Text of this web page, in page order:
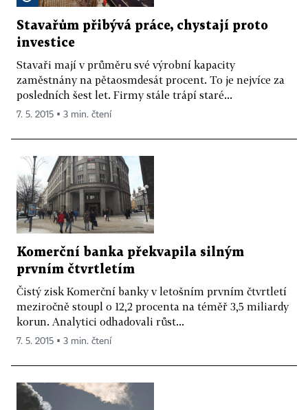
Stavařům přibývá práce, chystají proto
investice
Stavaři mají v průměru své výrobní kapacity
zaměstnány na pětaosmdesát procent. To je nejvíce za
posledních šest let. Firmy stále trápí staré...
7. 5. 2015 ▪ 3 min. čtení
Komerční banka překvapila silným
prvním čtvrtletím
Čistý zisk Komerční banky v letošním prvním čtvrtletí
meziročně stoupl o 12,2 procenta na téměř 3,5 miliardy
korun. Analytici odhadovali růst...
7. 5. 2015 ▪ 3 min. čtení